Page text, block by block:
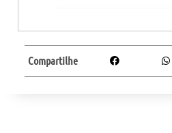
Compartilhe